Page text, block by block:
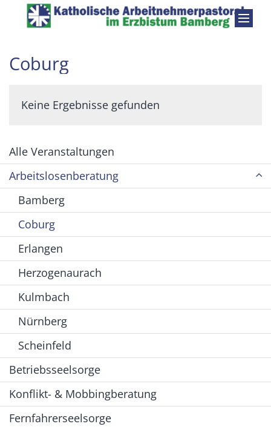
Zum Inhalt springen
Coburg
Keine Ergebnisse gefunden
Alle Veranstaltungen
Arbeitslosenberatung
Bamberg
Coburg
Erlangen
Herzogenaurach
Kulmbach
Nürnberg
Scheinfeld
Betriebsseelsorge
Konflikt- & Mobbingberatung
Fernfahrerseelsorge